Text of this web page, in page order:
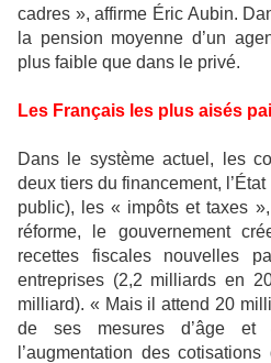
cadres », affirme Éric Aubin.
la pension moyenne d’un
plus faible que dans le privé.
Les Français les plus aisés
Dans le système actuel, les
deux tiers du financement,
public), les « impôts et taxes
réforme, le gouvernement
recettes fiscales nouvelles
entreprises (2,2 milliards en
milliard). « Mais il attend 20
de ses mesures d’âge et
l’augmentation des